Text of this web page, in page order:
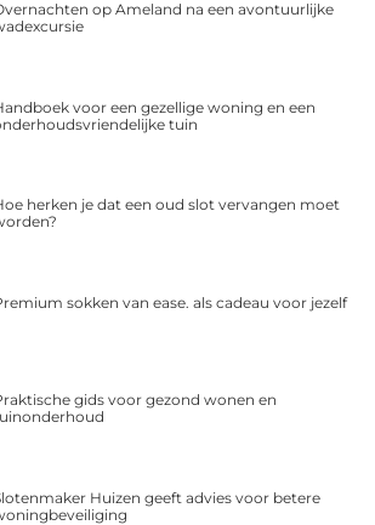
op Ameland na een avontuurlijke
voor een gezellige woning en een
tuin
herken je dat een oud slot vervangen moet
sokken van ease. als cadeau voor jezelf
gids voor gezond wonen en
Huizen geeft advies voor betere